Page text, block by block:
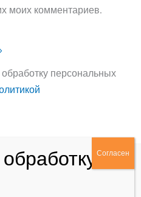
моих комментариев.
персональных